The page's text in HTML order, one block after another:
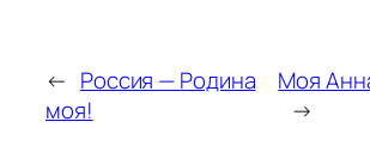
← Россия — Родина
моя!
Моя
→